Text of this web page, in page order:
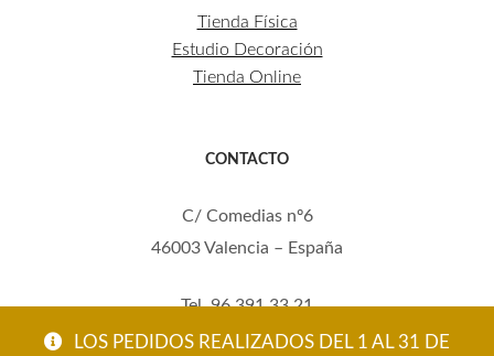
LOS PEDIDOS REALIZADOS DEL 1 AL 31 DE
Tienda Física
Estudio Decoración
Tienda Online
CONTACTO
C/ Comedias nº6
46003 Valencia – España
Tel. 96 391 33 21
Mov. 620 123 461